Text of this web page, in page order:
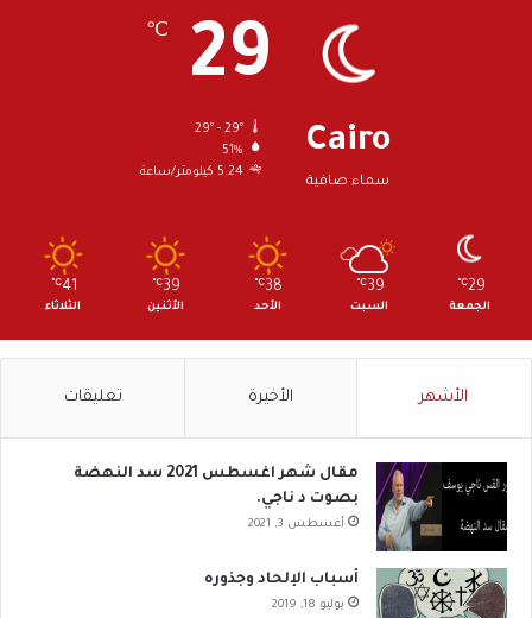
Cairo
سماء صافية
29
℃
29º - 29º
51%
5.24 كيلومتر/ساعة
29
℃
الجمعة
39
℃
السبت
38
℃
الأحد
39
℃
الأثنين
41
℃
الثلاثاء
الأشهر الأخيرة تعليقات
مقال شهر اغسطس 2021 سد النهضة
بصوت د ناجي.
أغسطس 3, 2021
أسباب الإلحاد وجذوره
يوليو 18, 2019